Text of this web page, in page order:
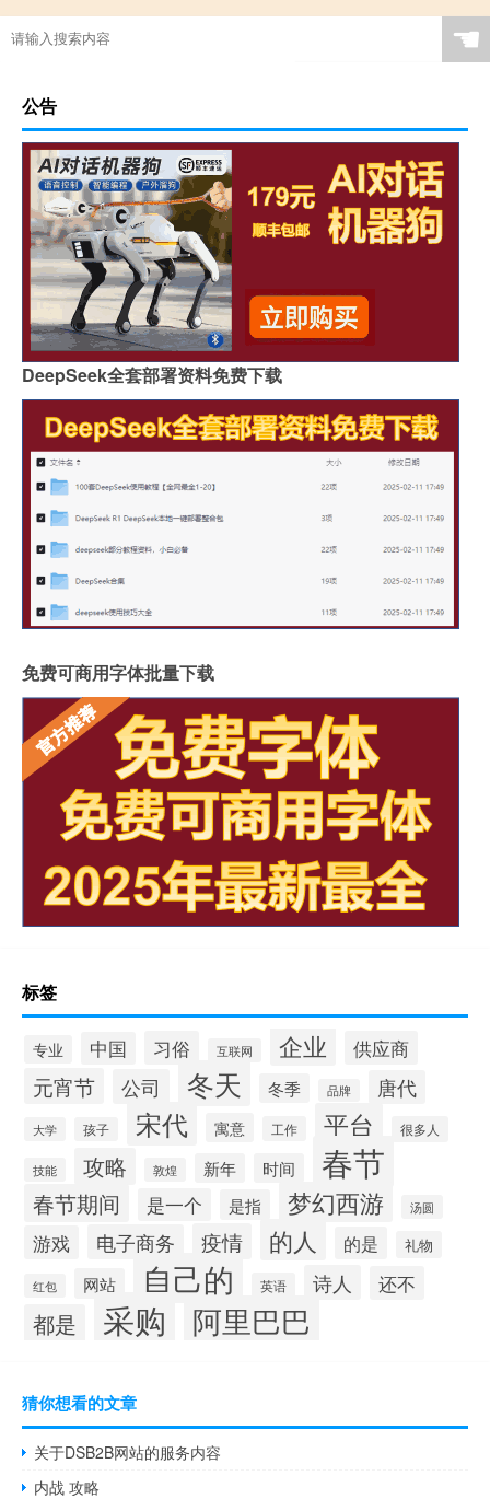
☚
公告
DeepSeek全套部署资料免费下载
免费可商用字体批量下载
标签
专业 中国 习俗 互联网 企业 供应商
元宵节 公司 冬天 冬季 品牌 唐代
大学 孩子 宋代 寓意 工作 平台 很多人
技能 攻略 敦煌 新年 时间 春节
春节期间 是一个 是指 梦幻西游 汤圆
游戏 电子商务 疫情 的人 的是 礼物
红包 网站 自己的 英语 诗人 还不
都是 采购 阿里巴巴
猜你想看的文章
关于DSB2B网站的服务内容
内战 攻略